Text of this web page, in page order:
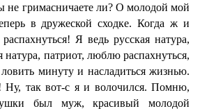
не гримасничаете ли? О молодой мой
в дружеской сходке. Когда ж и
Я ведь русская натура,
натура, патриот, люблю распахнуться,
минуту и насладиться жизнью.
так вот-с я и волочился. Помню,
был муж, красивый молодой